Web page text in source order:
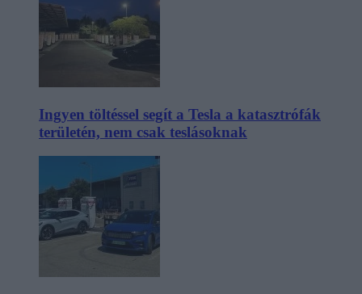
Ingyen töltéssel segít a Tesla a katasztrófák
területén, nem csak teslásoknak